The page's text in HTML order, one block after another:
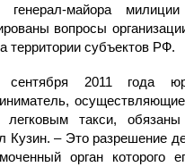
генерал-майора
вопросы
территории субъектов РФ.
2011 года
легковым такси,
Кузин. – Это разрешение
орган которого